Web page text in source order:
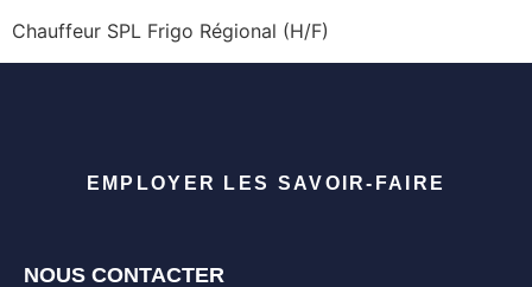
Chauffeur SPL Frigo Régional (H/F)
EMPLOYER LES SAVOIR-FAIRE
NOUS CONTACTER